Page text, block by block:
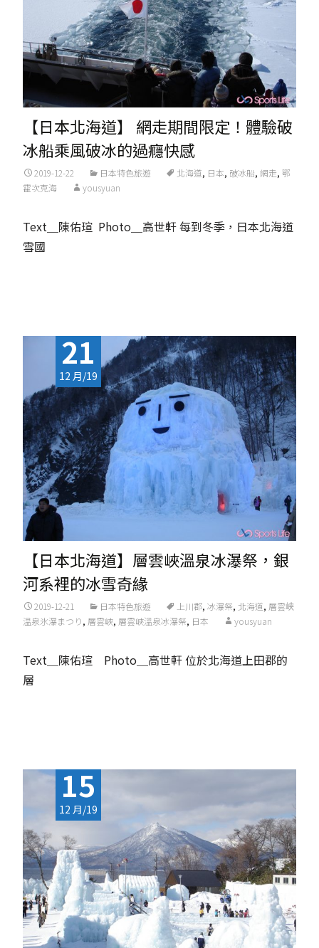
【日本北海道】 網走期間限定！體驗破
冰船乘風破冰的過癮快感
2019-12-22 日本特色旅遊 北海道, 日本, 破冰船, 網走, 鄂
霍次克海
yousyuan
Text＿陳佑瑄 Photo＿高世軒 每到冬季，日本北海道
雪國
21
12 月/19
【日本北海道】層雲峽溫泉冰瀑祭，銀
河系裡的冰雪奇緣
2019-12-21 日本特色旅遊 上川郡, 冰瀑祭, 北海道, 層雲峡
温泉氷瀑まつり, 層雲峽, 層雲峽溫泉冰瀑祭, 日本 yousyuan
Text＿陳佑瑄 Photo＿高世軒 位於北海道上田郡的
層
15
12 月/19